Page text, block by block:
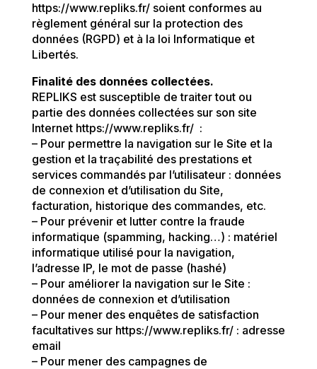
https://www.repliks.fr/ soient conformes au
règlement général sur la protection des
données (RGPD) et à la loi Informatique et
Libertés.
Finalité des données collectées.
REPLIKS est susceptible de traiter tout ou
partie des données collectées sur son site
Internet https://www.repliks.fr/ :
– Pour permettre la navigation sur le Site et la
gestion et la traçabilité des prestations et
services commandés par l’utilisateur : données
de connexion et d’utilisation du Site,
facturation, historique des commandes, etc.
– Pour prévenir et lutter contre la fraude
informatique (spamming, hacking…) : matériel
informatique utilisé pour la navigation,
l’adresse IP, le mot de passe (hashé)
– Pour améliorer la navigation sur le Site :
données de connexion et d’utilisation
– Pour mener des enquêtes de satisfaction
facultatives sur https://www.repliks.fr/ : adresse
email
– Pour mener des campagnes de